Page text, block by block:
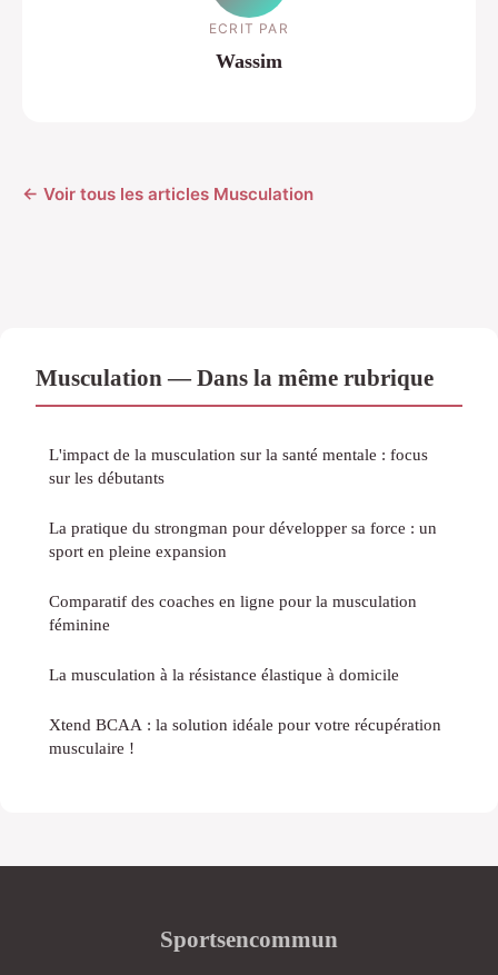
ECRIT PAR
Wassim
← Voir tous les articles Musculation
Musculation — Dans la même rubrique
L'impact de la musculation sur la santé mentale : focus
sur les débutants
La pratique du strongman pour développer sa force : un
sport en pleine expansion
Comparatif des coaches en ligne pour la musculation
féminine
La musculation à la résistance élastique à domicile
Xtend BCAA : la solution idéale pour votre récupération
musculaire !
Sportsencommun